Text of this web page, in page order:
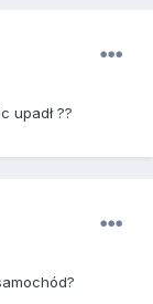
upadł ??